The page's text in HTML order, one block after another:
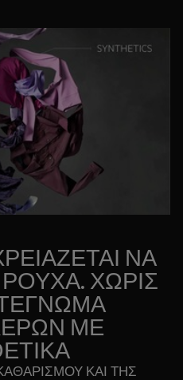
ΝΑ
ΧΩΡΙΣ
ΜΕ
ΚΑΙ ΤΗΣ